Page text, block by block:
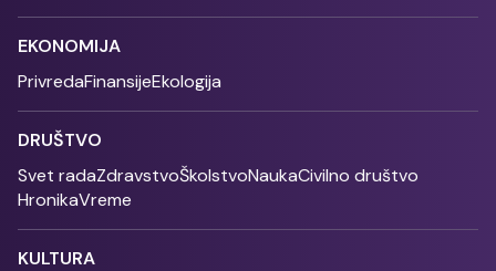
EKONOMIJA
PrivredaFinansijeEkologija
DRUŠTVO
Svet radaZdravstvoŠkolstvoNaukaCivilno društvo
HronikaVreme
KULTURA